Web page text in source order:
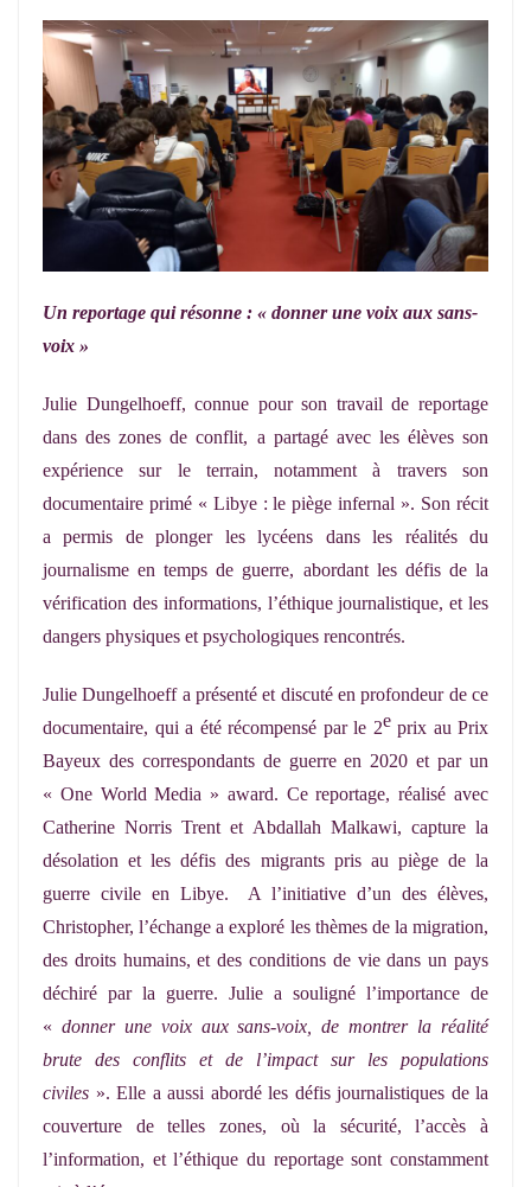
Un reportage qui résonne : « donner une voix aux sans-
voix »
Julie Dungelhoeff, connue pour son travail de reportage
dans des zones de conflit, a partagé avec les élèves son
expérience sur le terrain, notamment à travers son
documentaire primé « Libye : le piège infernal ». Son récit
a permis de plonger les lycéens dans les réalités du
journalisme en temps de guerre, abordant les défis de la
vérification des informations, l’éthique journalistique, et les
dangers physiques et psychologiques rencontrés.
Julie Dungelhoeff a présenté et discuté en profondeur de ce
documentaire, qui a été récompensé par le 2eprix au Prix
Bayeux des correspondants de guerre en 2020 et par un
« One World Media » award. Ce reportage, réalisé avec
Catherine Norris Trent et Abdallah Malkawi, capture la
désolation et les défis des migrants pris au piège de la
guerre civile en Libye. A l’initiative d’un des élèves,
Christopher, l’échange a exploré les thèmes de la migration,
des droits humains, et des conditions de vie dans un pays
déchiré par la guerre. Julie a souligné l’importance de
« donner une voix aux sans-voix, de montrer la réalité
brute des conflits et de l’impact sur les populations
civiles ». Elle a aussi abordé les défis journalistiques de la
couverture de telles zones, où la sécurité, l’accès à
l’information, et l’éthique du reportage sont constamment